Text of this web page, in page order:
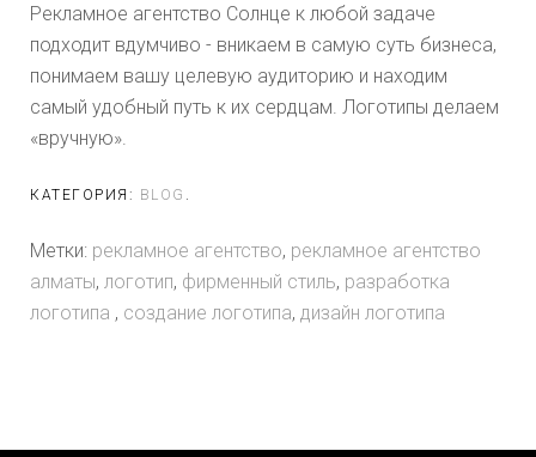
Рекламное агентство Солнце к любой задаче
подходит вдумчиво - вникаем в самую суть бизнеса,
понимаем вашу целевую аудиторию и находим
самый удобный путь к их сердцам. Логотипы делаем
«вручную».
КАТЕГОРИЯ: BLOG .
Метки: рекламное агентство, рекламное агентство
алматы, логотип, фирменный стиль, разработка
логотипа , создание логотипа, дизайн логотипа